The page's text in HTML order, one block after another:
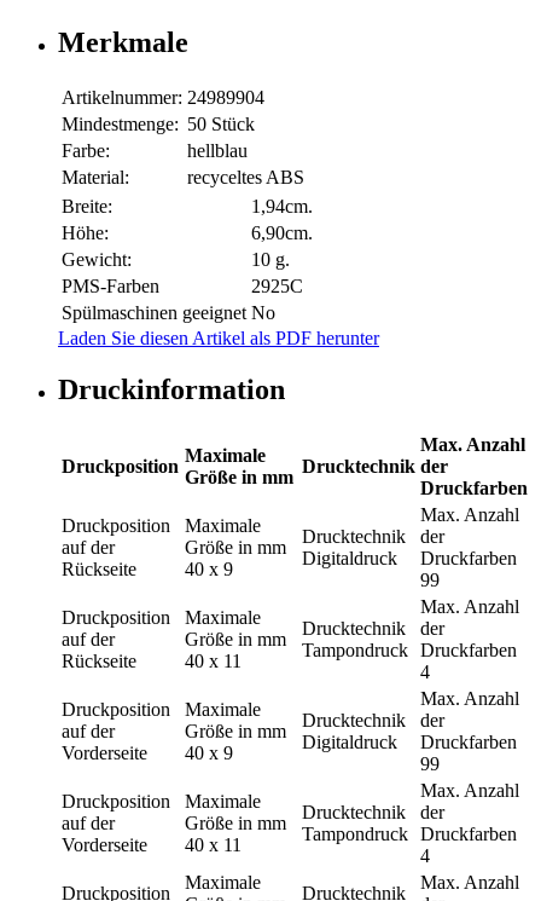
Merkmale
Artikelnummer: 24989904
Mindestmenge: 50 Stück
Farbe:
hellblau
Material:
recyceltes ABS
Breite:
1,94cm.
Höhe:
6,90cm.
Gewicht:
10 g.
PMS-Farben
2925C
Spülmaschinen geeignet No
Laden Sie diesen Artikel als PDF herunter
Druckinformation
Druckposition
Maximale
Größe in mm
Drucktechnik
Max. Anzahl
der
Druckfarben
Druckposition
auf der
Rückseite
Maximale
Größe in mm
40 x 9
Drucktechnik
Digitaldruck
Max. Anzahl
der
Druckfarben
99
Druckposition
auf der
Rückseite
Maximale
Größe in mm
40 x 11
Drucktechnik
Tampondruck
Max. Anzahl
der
Druckfarben
4
Druckposition
auf der
Vorderseite
Maximale
Größe in mm
40 x 9
Drucktechnik
Digitaldruck
Max. Anzahl
der
Druckfarben
99
Druckposition
auf der
Vorderseite
Maximale
Größe in mm
40 x 11
Drucktechnik
Tampondruck
Max. Anzahl
der
Druckfarben
4
Druckposition
Maximale
Drucktechnik
Max. Anzahl